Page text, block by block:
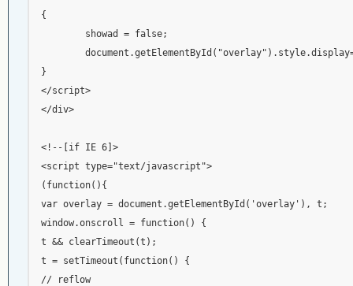
{
}
</script>
</div>
<!--[if IE 6]>
<script type="text/javascript">
(function(){
var overlay = document.getElementById('overlay'), t;
window.onscroll = function() {
t && clearTimeout(t);
t = setTimeout(function() {
// reflow